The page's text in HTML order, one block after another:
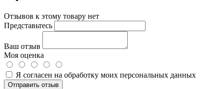
Отзывов к этому товару нет
Представьтесь
Ваш отзыв
Моя оценка
Я согласен на обработку моих персональных данных
Отправить отзыв